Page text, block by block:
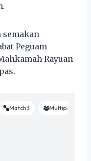
Peguam
Rayuan